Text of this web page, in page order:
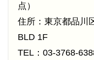
点）
住所：東京都品川
BLD 1F
TEL：03-3768-